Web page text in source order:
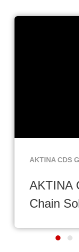
AKTINA CDS
AKTINA
Chain